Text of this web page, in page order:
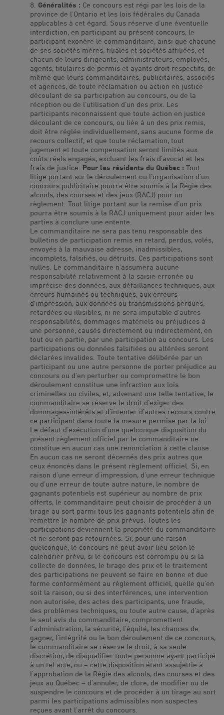
Généralités : Ce concours est régi par les lois de la
province de l’Ontario et les lois fédérales du Canada
applicables à cet égard. Sous réserve d’une éventuelle
interdiction, en participant au présent concours, le
participant exonère le commanditaire, ainsi que chacune
de ses sociétés mères, filiales et sociétés affiliées, et
chacun de leurs dirigeants, administrateurs, employés,
agents, titulaires de permis et ayants droit respectifs, de
même que leurs commanditaires, publicitaires, associés
et agences, de toute réclamation ou action en justice
découlant de sa participation au concours, ou de la
réception ou de l’utilisation d’un des prix. Les
participants reconnaissent que toute action en justice
découlant de ce concours, ou liée à un des prix remis,
doit être réglée individuellement, sans aucune forme de
recours collectif, et que toute réclamation, tout
jugement et toute compensation seront limités aux
coûts réels engagés, excluant les frais d’avocat et les
frais de justice. Pour les résidents du Québec : Tout
litige portant sur le déroulement ou l’organisation d’un
concours publicitaire pourra être soumis à la Régie des
alcools, des courses et des jeux (RACJ) pour un
règlement. Tout litige portant sur la remise d’un prix
pourra être soumis à la RACJ uniquement pour aider les
parties à conclure une entente.
Le commanditaire ne sera pas tenu responsable des
bulletins de participation remis en retard, perdus, volés,
envoyés à la mauvaise adresse, inadmissibles,
incomplets, falsifiés, ou détruits. Ces participations sont
nulles. Le commanditaire n’assumera aucune
responsabilité relativement à la saisie erronée ou
imprécise des données, aux défaillances techniques, aux
erreurs humaines ou techniques, aux erreurs
d’impression, aux données ou transmissions perdues,
retardées ou illisibles, ni ne sera imputable d’autres
responsabilités, dommages matériels ou préjudices à
une personne, causés directement ou indirectement, en
tout ou en partie, par une participation au concours. Les
participations ou données falsifiées ou altérées seront
déclarées invalides. Toute tentative délibérée par un
participant ou une autre personne de porter préjudice au
concours ou d’en perturber ou compromettre le bon
déroulement constitue une infraction aux lois
criminelles ou civiles, et, advenant une telle tentative, le
commanditaire se réserve le droit d’exiger des
dommages-intérêts et d’intenter d’autres recours contre
ce participant dans toute la mesure permise par la loi.
Le défaut d’exécution d’une quelconque disposition du
présent règlement officiel par le commanditaire ne
constitue en aucun cas une renonciation à cette clause.
En aucun cas ne seront décernés des prix autres que
ceux énoncés dans le présent règlement officiel. Si, en
raison d’une erreur d’impression, d’une erreur technique
ou d’une erreur de toute autre nature, le nombre de
gagnants potentiels est supérieur au nombre de prix
offerts, le commanditaire peut choisir de procéder à un
tirage au sort parmi tous les gagnants potentiels afin de
remettre le nombre de prix prévus. Toutes les
participations deviennent la propriété du commanditaire
et ne seront pas retournées. Si, pour une raison
quelconque, le concours ne peut avoir lieu selon le
calendrier prévu, si le concours est corrompu ou si la
collecte de données, le tirage des prix et le traitement
des participations ne peuvent se faire en bonne et due
forme conformément au règlement officiel, quelle qu’en
soit la raison, ou si des interférences, une intervention
non autorisée, des actes des participants, une fraude,
des problèmes techniques, ou toute autre cause, d’après
le seul avis du commanditaire, compromettent
l’administration, la sécurité, l’équité, les chances de
gagner, l’intégrité ou le bon déroulement de ce concours,
le commanditaire se réserve le droit, à sa seule
discrétion, de disqualifier toute personne ayant participé
à un tel acte, ou – cette disposition étant assujettie à
l’approbation de la Régie des alcools, des courses et des
jeux au Québec – d’annuler, de clore, de modifier ou de
suspendre le concours et de procéder à un tirage au sort
parmi les participations admissibles non suspectes
reçues avant l’arrêt du concours.